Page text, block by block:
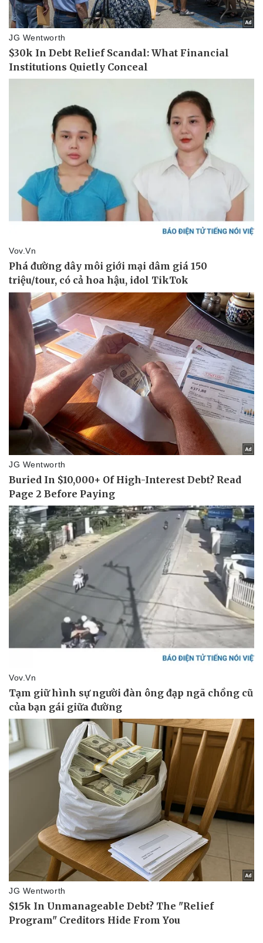
Bóng đá
Lịch thi đấu bóng đá
Thế giới thể thao
eSports
Ô tô - Xe máy
Tư vấn